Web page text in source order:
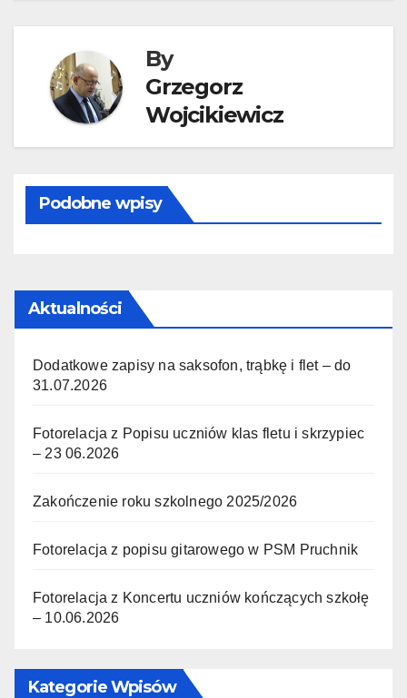
By
Grzegorz
Wojcikiewicz
Podobne wpisy
Aktualności
Dodatkowe zapisy na saksofon, trąbkę i flet – do
31.07.2026
Fotorelacja z Popisu uczniów klas fletu i skrzypiec
– 23 06.2026
Zakończenie roku szkolnego 2025/2026
Fotorelacja z popisu gitarowego w PSM Pruchnik
Fotorelacja z Koncertu uczniów kończących szkołę
– 10.06.2026
Kategorie Wpisów